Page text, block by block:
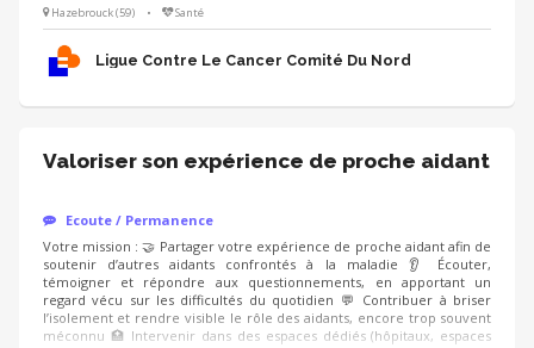
(professionnels de santé, entreprises), en étant accompagné.e par un
modérateur formé Compétences : ❤️ Écoute bienveillante et
empathie 🗝️ Capacité à prendre du recul sur son vécu 🤐 Respect du
cadre et de la confidentialité
Hazebrouck (59) • Santé
Ligue Contre Le Cancer Comité Du Nord
Valoriser son expérience de proche aidant
Ecoute / Permanence
Votre mission : 🤝 Partager votre expérience de proche aidant afin de
soutenir d’autres aidants confrontés à la maladie 👂 Écouter,
témoigner et répondre aux questionnements, en apportant un
regard vécu sur les difficultés du quotidien 💬 Contribuer à briser
l’isolement et rendre visible le rôle des aidants, encore trop souvent
méconnu 🏥 Intervenir dans des espaces dédiés (hôpitaux, espaces